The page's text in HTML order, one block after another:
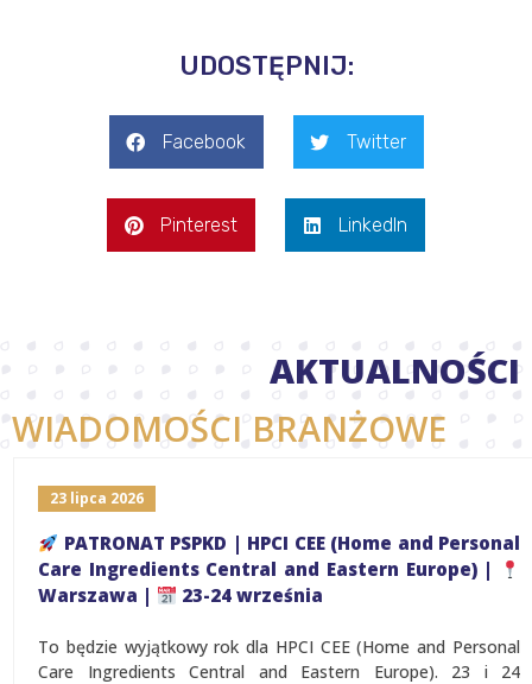
UDOSTĘPNIJ:
Facebook Twitter
Pinterest LinkedIn
AKTUALNOŚCI
WIADOMOŚCI BRANŻOWE
23 lipca 2026
PATRONAT PSPKD | HPCI CEE (Home and Personal
Care Ingredients Central and Eastern Europe) |
Warszawa |
23-24 września
To będzie wyjątkowy rok dla HPCI CEE (Home and Personal
Care Ingredients Central and Eastern Europe). 23 i 24